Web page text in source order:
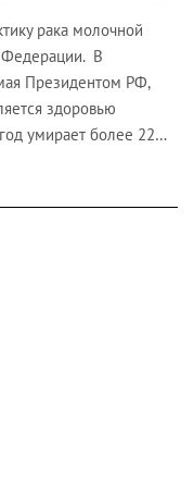
рака молочной
Федерации. В
Президентом РФ,
здоровью
умирает более 22…